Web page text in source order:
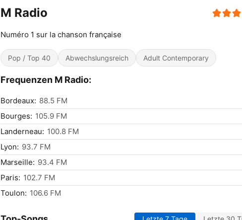
M Radio
Numéro 1 sur la chanson française
Pop / Top 40 Abwechslungsreich Adult Contemporary
Frequenzen M Radio:
Bordeaux: 88.5 FM
Bourges: 105.9 FM
Landerneau: 100.8 FM
Lyon: 93.7 FM
Marseille: 93.4 FM
Paris: 102.7 FM
Toulon: 106.6 FM